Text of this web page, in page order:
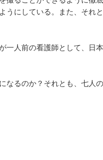
うにしている。また、それ
一人前の看護師として、日
なるのか？それとも、七人